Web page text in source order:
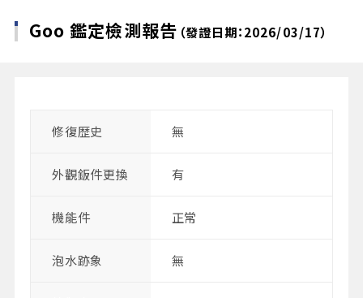
Goo 鑑定檢測報告 （發證日期：2026/03/17）
修復歴史 無
外觀鈑件更換 有
機能件 正常
泡水跡象 無